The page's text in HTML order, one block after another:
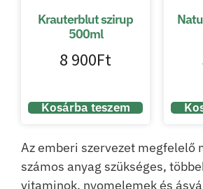
Krauterblut szirup
500ml
8 900Ft
Kosárba teszem
Az emberi szervezet megfelelő
számos anyag szükséges,
vitaminok, nyomelemek és